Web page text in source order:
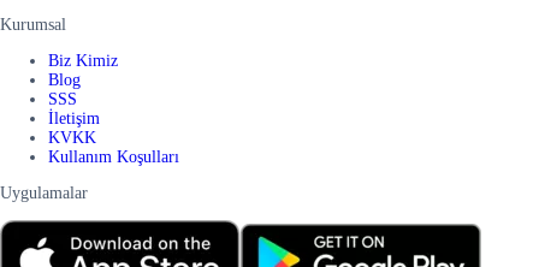
Kurumsal
Biz Kimiz
Blog
SSS
İletişim
KVKK
Kullanım Koşulları
Uygulamalar